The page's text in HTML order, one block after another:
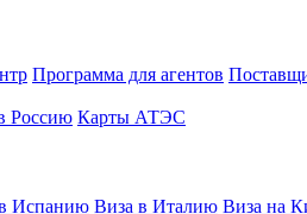
Программа для агентов
Россию Карты АТЭС
Испанию Виза в Италию Виза на